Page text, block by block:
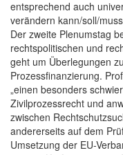
entsprechend auch
verändern kann/soll/
Der zweite Plenumstag
rechtspolitischen und
geht um Überlegungen
Prozessfinanzierung.
„einen besonders
Zivilprozessrecht und
zwischen
andererseits auf dem
Umsetzung der EU-